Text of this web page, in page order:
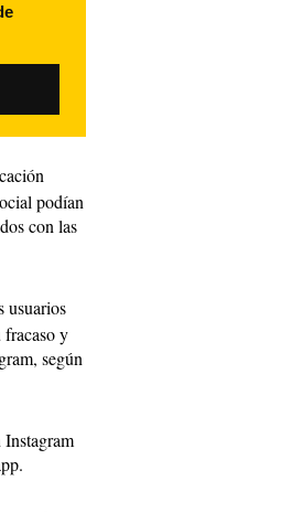
podían
con las
usuarios
y
según
Instagram